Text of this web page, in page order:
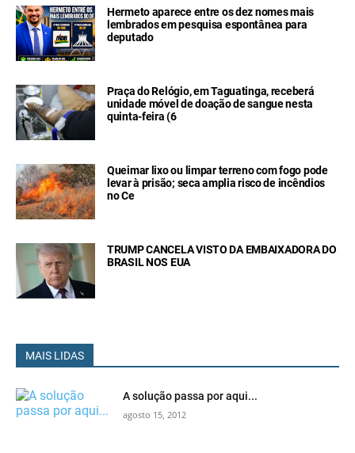
Hermeto aparece entre os dez nomes mais
lembrados em pesquisa espontânea para
deputado
Praça do Relógio, em Taguatinga, receberá
unidade móvel de doação de sangue nesta
quinta-feira (6
Queimar lixo ou limpar terreno com fogo pode
levar à prisão; seca amplia risco de incêndios
no Ce
TRUMP CANCELA VISTO DA EMBAIXADORA DO
BRASIL NOS EUA
MAIS LIDAS
A solução passa por aqui...
agosto 15, 2012